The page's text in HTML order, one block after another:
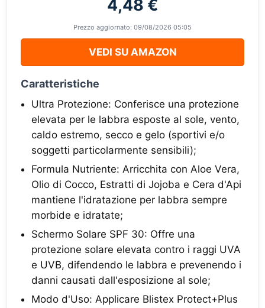
4,48 €
Prezzo aggiornato: 09/08/2026 05:05
VEDI SU AMAZON
Caratteristiche
Ultra Protezione: Conferisce una protezione
elevata per le labbra esposte al sole, vento,
caldo estremo, secco e gelo (sportivi e/o
soggetti particolarmente sensibili);
Formula Nutriente: Arricchita con Aloe Vera,
Olio di Cocco, Estratti di Jojoba e Cera d'Api
mantiene l'idratazione per labbra sempre
morbide e idratate;
Schermo Solare SPF 30: Offre una
protezione solare elevata contro i raggi UVA
e UVB, difendendo le labbra e prevenendo i
danni causati dall'esposizione al sole;
Modo d'Uso: Applicare Blistex Protect+Plus